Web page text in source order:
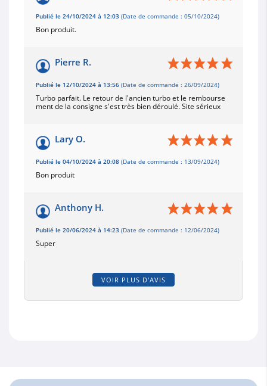
Publié le 24/10/2024 à 12:03 (Date de commande : 05/10/2024)
Bon produit.
Pierre R.
Publié le 12/10/2024 à 13:56 (Date de commande : 26/09/2024)
Turbo parfait. Le retour de l'ancien turbo et le rembourse
ment de la consigne s'est très bien déroulé. Site sérieux
Lary O.
Publié le 04/10/2024 à 20:08 (Date de commande : 13/09/2024)
Bon produit
Anthony H.
Publié le 20/06/2024 à 14:23 (Date de commande : 12/06/2024)
Super
VOIR PLUS D'AVIS